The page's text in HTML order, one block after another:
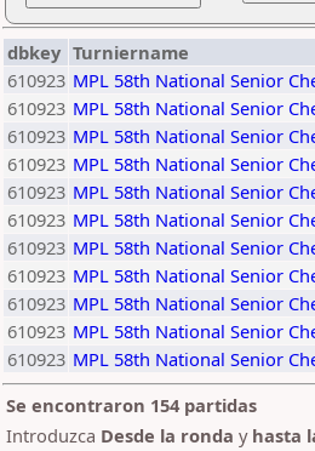
dbkey Turniername
610923 MPL 58th National Senior
610923 MPL 58th National Senior
610923 MPL 58th National Senior
610923 MPL 58th National Senior
610923 MPL 58th National Senior
610923 MPL 58th National Senior
610923 MPL 58th National Senior
610923 MPL 58th National Senior
610923 MPL 58th National Senior
610923 MPL 58th National Senior
610923 MPL 58th National Senior
Se encontraron 154 partidas
Introduzca Desde la ronda y hasta